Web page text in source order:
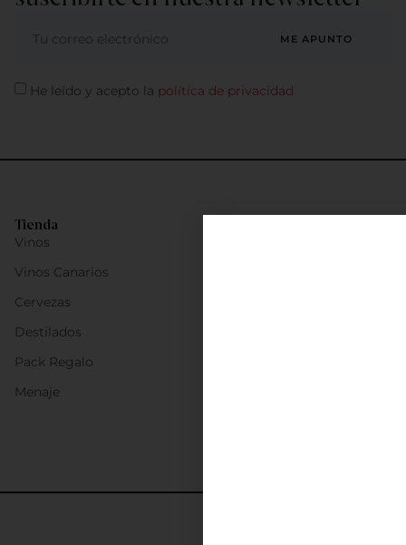
Tienda
Vinos
Vinos Canarios
Cervezas
Destilados
Pack Regalo
Menaje
He leído y acepto la política de privacidad
ME APUNTO